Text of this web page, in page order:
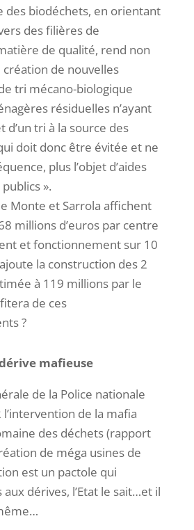
des biodéchets, en orientant
des filières de
de qualité, rend non
de nouvelles
tri mécano-biologique
résiduelles n’ayant
d’un tri à la source des
doit donc être évitée et ne
plus l’objet d’aides
».
Monte et Sarrola affichent
millions d’euros par centre
et fonctionnement sur 10
la construction des 2
à 119 millions par le
de ces
?
mafieuse
de la Police nationale
de la mafia
des déchets (rapport
de méga usines de
est un pactole qui
aux dérives, l’Etat le sait…et il